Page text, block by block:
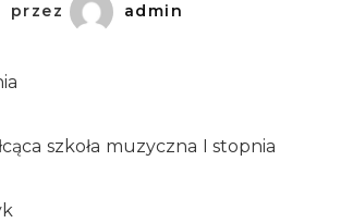
przez admin
szkoła muzyczna I stopnia